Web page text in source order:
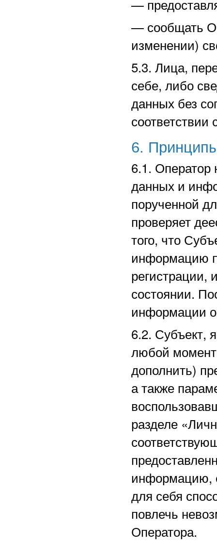
—
— сообщать
изменении)
5.3. Лица,
себе, либо
данных без
соответствии
6.
6.1. Оператор
данных и
порученной
проверяет
того, что
информацию
регистрации,
состоянии.
информации
6.2. Субъект,
любой момент
дополнить)
а также
разделе
информацию,
для себя
повлечь
Оператора.